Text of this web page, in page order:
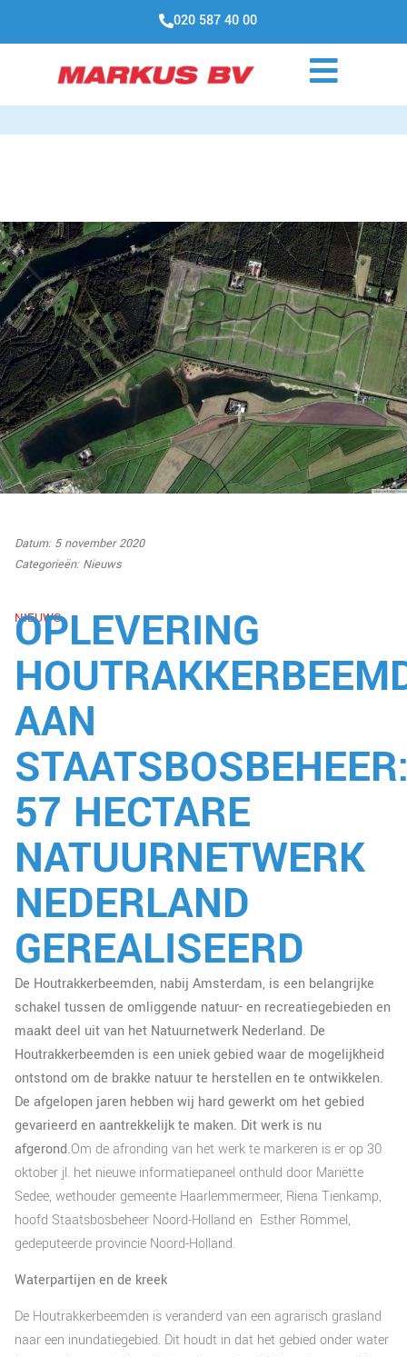
020 587 40 00
Datum: 5 november 2020
Categorieën: Nieuws
NIEUWS
OPLEVERING
AAN
57 HECTARE
NATUURNETWERK
NEDERLAND
GEREALISEERD
De Houtrakkerbeemden, nabij Amsterdam, is een belangrijke
schakel tussen de omliggende natuur- en recreatiegebieden en
maakt deel uit van het Natuurnetwerk Nederland. De
Houtrakkerbeemden is een uniek gebied waar de mogelijkheid
ontstond om de brakke natuur te herstellen en te ontwikkelen.
De afgelopen jaren hebben wij hard gewerkt om het gebied
gevarieerd en aantrekkelijk te maken. Dit werk is nu
afgerond.Om de afronding van het werk te markeren is er op 30
oktober jl. het nieuwe informatiepaneel onthuld door Mariëtte
Sedee, wethouder gemeente Haarlemmermeer, Riena Tienkamp,
hoofd Staatsbosbeheer Noord-Holland en Esther Rommel,
gedeputeerde provincie Noord-Holland.
Waterpartijen en de kreek
De Houtrakkerbeemden is veranderd van een agrarisch grasland
naar een inundatiegebied. Dit houdt in dat het gebied onder water